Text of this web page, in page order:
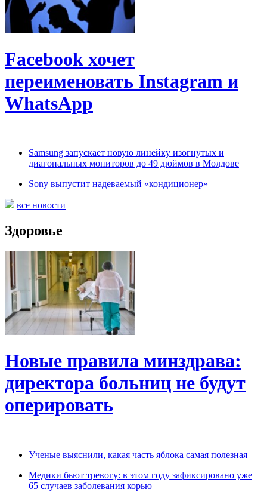
Facebook хочет
переименовать Instagram и
WhatsApp
Samsung запускает новую линейку изогнутых и
диагональных мониторов до 49 дюймов в Молдове
Sony выпустит надеваемый «кондиционер»
все новости
Здоровье
Новые правила минздрава:
директора больниц не будут
оперировать
Ученые выяснили, какая часть яблока самая полезная
Медики бьют тревогу: в этом году зафиксировано уже
65 случаев заболевания корью